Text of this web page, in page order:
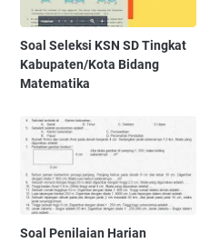
Soal Seleksi KSN SD Tingkat
Kabupaten/Kota Bidang
Matematika
Soal Penilaian Harian